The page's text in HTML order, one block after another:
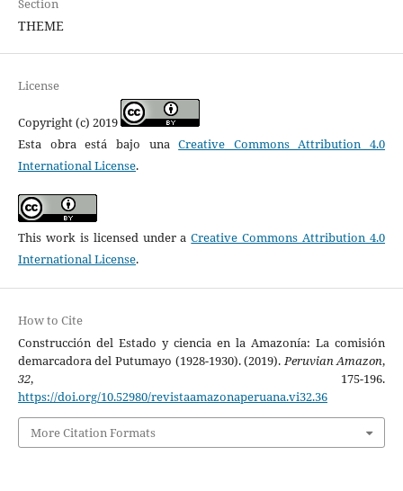
Section
THEME
License
Copyright (c) 2019
Esta obra está bajo unaCreative Commons Attribution 4.0
International License.
This work is licensed under aCreative Commons Attribution 4.0
International License.
How to Cite
Construcción del Estado y ciencia en la Amazonía: La comisión
demarcadora del Putumayo (1928-1930). (2019).Peruvian Amazon,
32, 175-196.
https://doi.org/10.52980/revistaamazonaperuana.vi32.36
More Citation Formats